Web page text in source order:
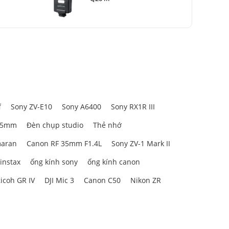
. Thân máy
khác
Sony ZV-E10 Sony A6400
Sony RX1R III
Đèn chụp studio
Thẻ nhớ
Canon RF 35mm F1.4L
Sony ZV-1 Mark II
ống kính sony
ống kính canon
GR IV DJI Mic 3 Canon C50
Nikon ZR